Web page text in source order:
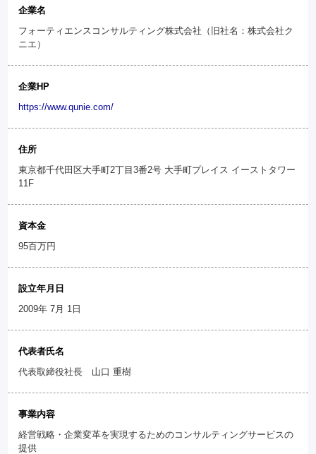
企業名
フォーティエンスコンサルティング株式会社（旧社名：株式会社ク
ニエ）
企業HP
https://www.qunie.com/
住所
東京都千代田区大手町2丁目3番2号 大手町プレイス イーストタワー
11F
資本金
95百万円
設立年月日
2009年 7月 1日
代表者氏名
代表取締役社長 山口 重樹
事業内容
経営戦略・企業変革を実現するためのコンサルティングサービスの
提供